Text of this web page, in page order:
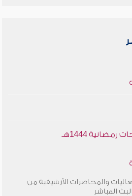
1444هـ
والمحاضرات الأرشيفية من
المباشر